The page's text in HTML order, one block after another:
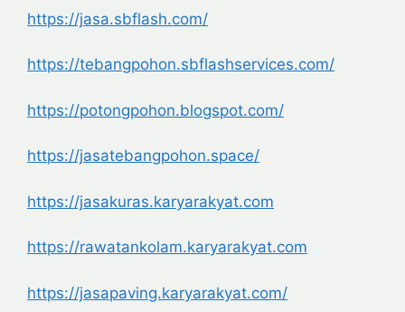
https://jasa.sbflash.com/
https://tebangpohon.sbflashservices.com/
https://potongpohon.blogspot.com/
https://jasatebangpohon.space/
https://jasakuras.karyarakyat.com
https://rawatankolam.karyarakyat.com
https://jasapaving.karyarakyat.com/